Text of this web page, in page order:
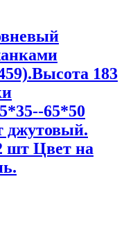
183
65*50
джутовый.
шт Цвет на